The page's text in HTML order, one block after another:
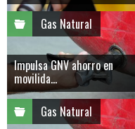
Gas Natural
Impulsa GNV ahorro en
movilida...
Gas Natural